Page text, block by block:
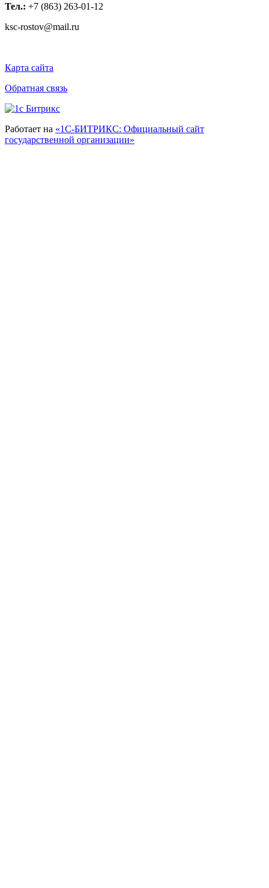
Тел.: +7 (863) 263-01-12
ksc-rostov@mail.ru
Карта сайта
Обратная связь
Работает на «1С-БИТРИКС: Официальный сайт
государственной организации»